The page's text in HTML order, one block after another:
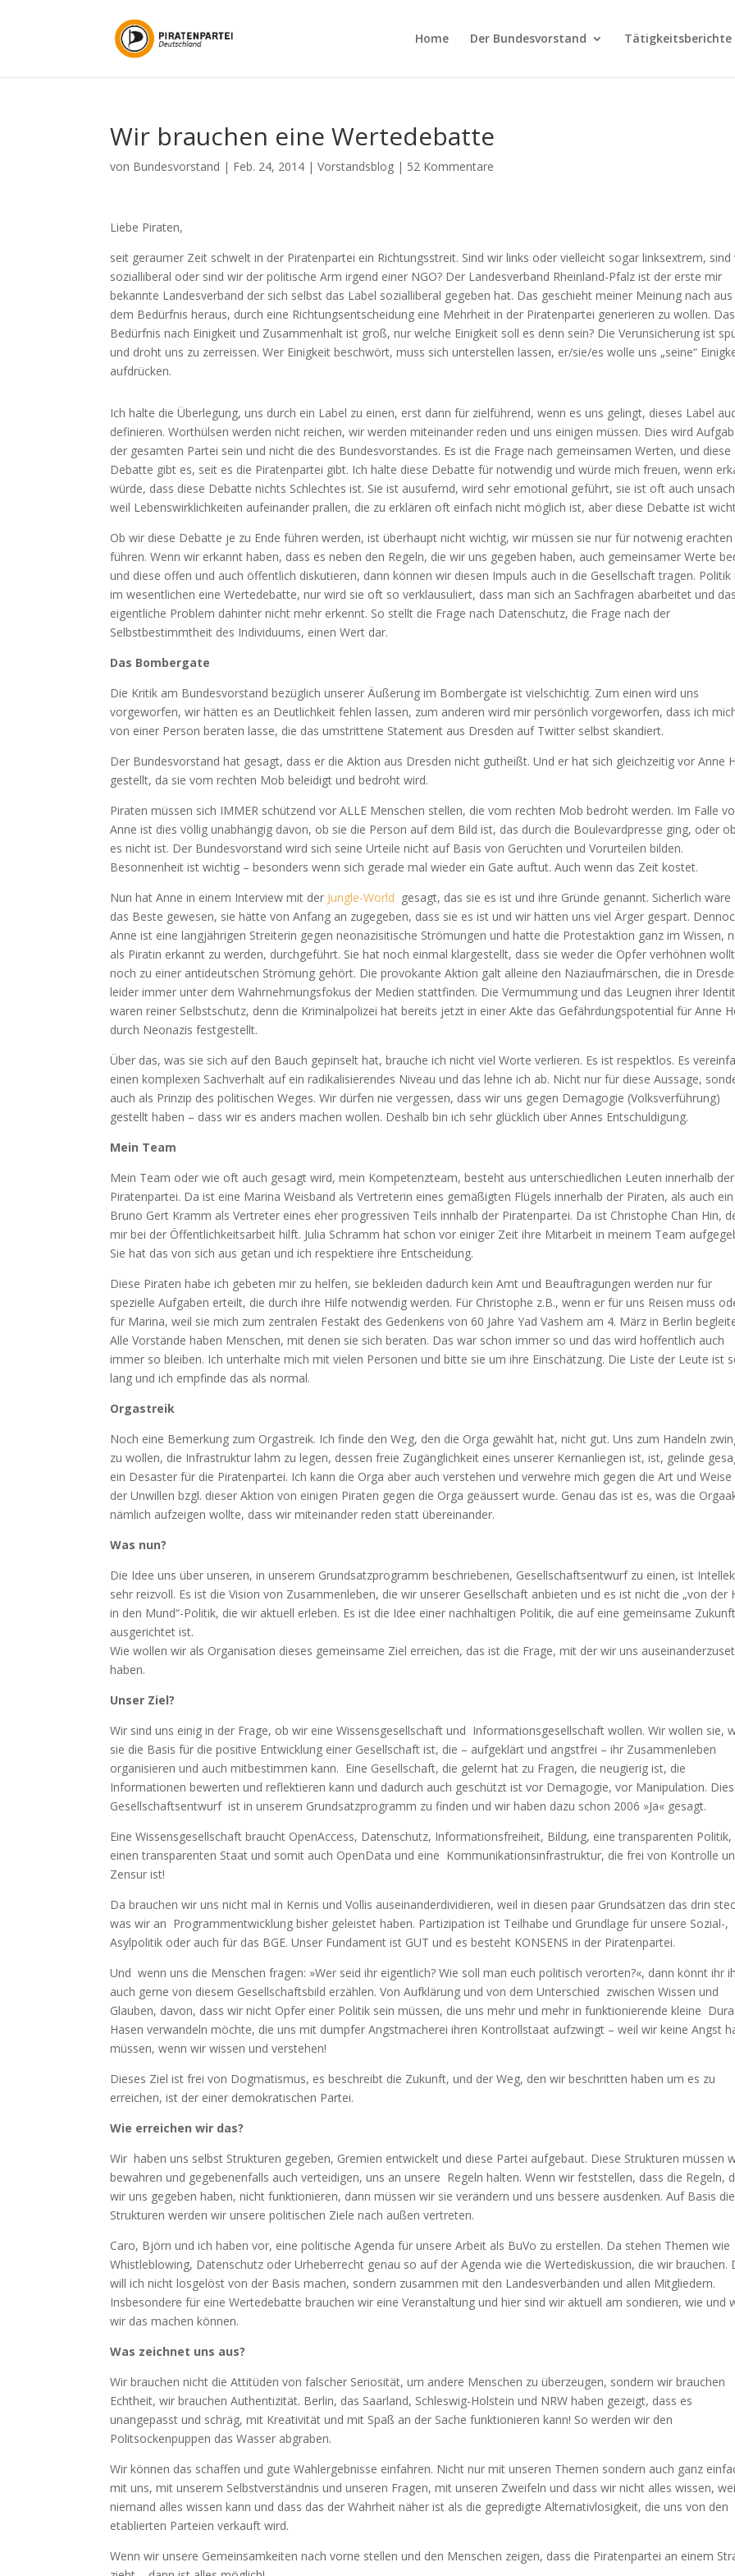
Home Der Bundesvorstand Tätigkeitsberichte
Wir brauchen eine Wertedebatte
von Bundesvorstand | Feb. 24, 2014 |Vorstandsblog | 52 Kommentare
Liebe Piraten,
seit geraumer Zeit schwelt in der Piratenpartei ein Richtungsstreit. Sind wir links oder vielleicht sogar linksextrem, sind
sozialliberal oder sind wir der politische Arm irgend einer NGO? Der Landesverband Rheinland-Pfalz ist der erste mir
bekannte Landesverband der sich selbst das Label sozialliberal gegeben hat. Das geschieht meiner Meinung nach aus
dem Bedürfnis heraus, durch eine Richtungsentscheidung eine Mehrheit in der Piratenpartei generieren zu wollen. Das
Bedürfnis nach Einigkeit und Zusammenhalt ist groß, nur welche Einigkeit soll es denn sein? Die Verunsicherung ist
und droht uns zu zerreissen. Wer Einigkeit beschwört, muss sich unterstellen lassen, er/sie/es wolle uns „seine“
aufdrücken.
Ich halte die Überlegung, uns durch ein Label zu einen, erst dann für zielführend, wenn es uns gelingt, dieses Label
definieren. Worthülsen werden nicht reichen, wir werden miteinander reden und uns einigen müssen. Dies wird
der gesamten Partei sein und nicht die des Bundesvorstandes. Es ist die Frage nach gemeinsamen Werten, und diese
Debatte gibt es, seit es die Piratenpartei gibt. Ich halte diese Debatte für notwendig und würde mich freuen, wenn
würde, dass diese Debatte nichts Schlechtes ist. Sie ist ausufernd, wird sehr emotional geführt, sie ist oft auch
weil Lebenswirklichkeiten aufeinander prallen, die zu erklären oft einfach nicht möglich ist, aber diese Debatte ist
Ob wir diese Debatte je zu Ende führen werden, ist überhaupt nicht wichtig, wir müssen sie nur für notwenig erachten
führen. Wenn wir erkannt haben, dass es neben den Regeln, die wir uns gegeben haben, auch gemeinsamer Werte
und diese offen und auch öffentlich diskutieren, dann können wir diesen Impuls auch in die Gesellschaft tragen. Politik
im wesentlichen eine Wertedebatte, nur wird sie oft so verklausuliert, dass man sich an Sachfragen abarbeitet und das
eigentliche Problem dahinter nicht mehr erkennt. So stellt die Frage nach Datenschutz, die Frage nach der
Selbstbestimmtheit des Individuums, einen Wert dar.
Das Bombergate
Die Kritik am Bundesvorstand bezüglich unserer Äußerung im Bombergate ist vielschichtig. Zum einen wird uns
vorgeworfen, wir hätten es an Deutlichkeit fehlen lassen, zum anderen wird mir persönlich vorgeworfen, dass ich
von einer Person beraten lasse, die das umstrittene Statement aus Dresden auf Twitter selbst skandiert.
Der Bundesvorstand hat gesagt, dass er die Aktion aus Dresden nicht gutheißt. Und er hat sich gleichzeitig vor Anne
gestellt, da sie vom rechten Mob beleidigt und bedroht wird.
Piraten müssen sich IMMER schützend vor ALLE Menschen stellen, die vom rechten Mob bedroht werden. Im Falle
Anne ist dies völlig unabhängig davon, ob sie die Person auf dem Bild ist, das durch die Boulevardpresse ging, oder
es nicht ist. Der Bundesvorstand wird sich seine Urteile nicht auf Basis von Gerüchten und Vorurteilen bilden.
Besonnenheit ist wichtig – besonders wenn sich gerade mal wieder ein Gate auftut. Auch wenn das Zeit kostet.
Nun hat Anne in einem Interview mit der Jungle-World gesagt, das sie es ist und ihre Gründe genannt. Sicherlich wäre
das Beste gewesen, sie hätte von Anfang an zugegeben, dass sie es ist und wir hätten uns viel Ärger gespart.
Anne ist eine langjährigen Streiterin gegen neonazisitische Strömungen und hatte die Protestaktion ganz im Wissen,
als Piratin erkannt zu werden, durchgeführt. Sie hat noch einmal klargestellt, dass sie weder die Opfer verhöhnen
noch zu einer antideutschen Strömung gehört. Die provokante Aktion galt alleine den Naziaufmärschen, die in
leider immer unter dem Wahrnehmungsfokus der Medien stattfinden. Die Vermummung und das Leugnen ihrer
waren reiner Selbstschutz, denn die Kriminalpolizei hat bereits jetzt in einer Akte das Gefährdungspotential für Anne
durch Neonazis festgestellt.
Über das, was sie sich auf den Bauch gepinselt hat, brauche ich nicht viel Worte verlieren. Es ist respektlos. Es
einen komplexen Sachverhalt auf ein radikalisierendes Niveau und das lehne ich ab. Nicht nur für diese Aussage,
auch als Prinzip des politischen Weges. Wir dürfen nie vergessen, dass wir uns gegen Demagogie (Volksverführung)
gestellt haben – dass wir es anders machen wollen. Deshalb bin ich sehr glücklich über Annes Entschuldigung.
Mein Team
Mein Team oder wie oft auch gesagt wird, mein Kompetenzteam, besteht aus unterschiedlichen Leuten innerhalb der
Piratenpartei. Da ist eine Marina Weisband als Vertreterin eines gemäßigten Flügels innerhalb der Piraten, als auch ein
Bruno Gert Kramm als Vertreter eines eher progressiven Teils innhalb der Piratenpartei. Da ist Christophe Chan Hin,
mir bei der Öffentlichkeitsarbeit hilft. Julia Schramm hat schon vor einiger Zeit ihre Mitarbeit in meinem Team
Sie hat das von sich aus getan und ich respektiere ihre Entscheidung.
Diese Piraten habe ich gebeten mir zu helfen, sie bekleiden dadurch kein Amt und Beauftragungen werden nur für
spezielle Aufgaben erteilt, die durch ihre Hilfe notwendig werden. Für Christophe z.B., wenn er für uns Reisen muss
für Marina, weil sie mich zum zentralen Festakt des Gedenkens von 60 Jahre Yad Vashem am 4. März in Berlin
Alle Vorstände haben Menschen, mit denen sie sich beraten. Das war schon immer so und das wird hoffentlich auch
immer so bleiben. Ich unterhalte mich mit vielen Personen und bitte sie um ihre Einschätzung. Die Liste der Leute ist
lang und ich empfinde das als normal.
Orgastreik
Noch eine Bemerkung zum Orgastreik. Ich finde den Weg, den die Orga gewählt hat, nicht gut. Uns zum Handeln
zu wollen, die Infrastruktur lahm zu legen, dessen freie Zugänglichkeit eines unserer Kernanliegen ist, ist, gelinde
ein Desaster für die Piratenpartei. Ich kann die Orga aber auch verstehen und verwehre mich gegen die Art und Weise
der Unwillen bzgl. dieser Aktion von einigen Piraten gegen die Orga geäussert wurde. Genau das ist es, was die
nämlich aufzeigen wollte, dass wir miteinander reden statt übereinander.
Was nun?
Die Idee uns über unseren, in unserem Grundsatzprogramm beschriebenen, Gesellschaftsentwurf zu einen, ist
sehr reizvoll. Es ist die Vision von Zusammenleben, die wir unserer Gesellschaft anbieten und es ist nicht die „von der
in den Mund“-Politik, die wir aktuell erleben. Es ist die Idee einer nachhaltigen Politik, die auf eine gemeinsame Zukunft
ausgerichtet ist.
Wie wollen wir als Organisation dieses gemeinsame Ziel erreichen, das ist die Frage, mit der wir uns
haben.
Unser Ziel?
Wir sind uns einig in der Frage, ob wir eine Wissensgesellschaft und Informationsgesellschaft wollen. Wir wollen sie,
sie die Basis für die positive Entwicklung einer Gesellschaft ist, die – aufgeklärt und angstfrei – ihr Zusammenleben
organisieren und auch mitbestimmen kann. Eine Gesellschaft, die gelernt hat zu Fragen, die neugierig ist, die
Informationen bewerten und reflektieren kann und dadurch auch geschützt ist vor Demagogie, vor Manipulation.
Gesellschaftsentwurf ist in unserem Grundsatzprogramm zu finden und wir haben dazu schon 2006 »Ja« gesagt.
Eine Wissensgesellschaft braucht OpenAccess, Datenschutz, Informationsfreiheit, Bildung, eine transparenten Politik,
einen transparenten Staat und somit auch OpenData und eine Kommunikationsinfrastruktur, die frei von Kontrolle
Zensur ist!
Da brauchen wir uns nicht mal in Kernis und Vollis auseinanderdividieren, weil in diesen paar Grundsätzen das drin
was wir an Programmentwicklung bisher geleistet haben. Partizipation ist Teilhabe und Grundlage für unsere Sozial-,
Asylpolitik oder auch für das BGE. Unser Fundament ist GUT und es besteht KONSENS in der Piratenpartei.
Und wenn uns die Menschen fragen: »Wer seid ihr eigentlich? Wie soll man euch politisch verorten?«, dann könnt ihr
auch gerne von diesem Gesellschaftsbild erzählen. Von Aufklärung und von dem Unterschied zwischen Wissen und
Glauben, davon, dass wir nicht Opfer einer Politik sein müssen, die uns mehr und mehr in funktionierende kleine
Hasen verwandeln möchte, die uns mit dumpfer Angstmacherei ihren Kontrollstaat aufzwingt – weil wir keine Angst
müssen, wenn wir wissen und verstehen!
Dieses Ziel ist frei von Dogmatismus, es beschreibt die Zukunft, und der Weg, den wir beschritten haben um es zu
erreichen, ist der einer demokratischen Partei.
Wie erreichen wir das?
Wir haben uns selbst Strukturen gegeben, Gremien entwickelt und diese Partei aufgebaut. Diese Strukturen müssen
bewahren und gegebenenfalls auch verteidigen, uns an unsere Regeln halten. Wenn wir feststellen, dass die Regeln,
wir uns gegeben haben, nicht funktionieren, dann müssen wir sie verändern und uns bessere ausdenken. Auf Basis
Strukturen werden wir unsere politischen Ziele nach außen vertreten.
Caro, Björn und ich haben vor, eine politische Agenda für unsere Arbeit als BuVo zu erstellen. Da stehen Themen wie
Whistleblowing, Datenschutz oder Urheberrecht genau so auf der Agenda wie die Wertediskussion, die wir brauchen.
will ich nicht losgelöst von der Basis machen, sondern zusammen mit den Landesverbänden und allen Mitgliedern.
Insbesondere für eine Wertedebatte brauchen wir eine Veranstaltung und hier sind wir aktuell am sondieren, wie und
wir das machen können.
Was zeichnet uns aus?
Wir brauchen nicht die Attitüden von falscher Seriosität, um andere Menschen zu überzeugen, sondern wir brauchen
Echtheit, wir brauchen Authentizität. Berlin, das Saarland, Schleswig-Holstein und NRW haben gezeigt, dass es
unangepasst und schräg, mit Kreativität und mit Spaß an der Sache funktionieren kann! So werden wir den
Politsockenpuppen das Wasser abgraben.
Wir können das schaffen und gute Wahlergebnisse einfahren. Nicht nur mit unseren Themen sondern auch ganz
mit uns, mit unserem Selbstverständnis und unseren Fragen, mit unseren Zweifeln und dass wir nicht alles wissen,
niemand alles wissen kann und dass das der Wahrheit näher ist als die gepredigte Alternativlosigkeit, die uns von den
etablierten Parteien verkauft wird.
Wenn wir unsere Gemeinsamkeiten nach vorne stellen und den Menschen zeigen, dass die Piratenpartei an einem